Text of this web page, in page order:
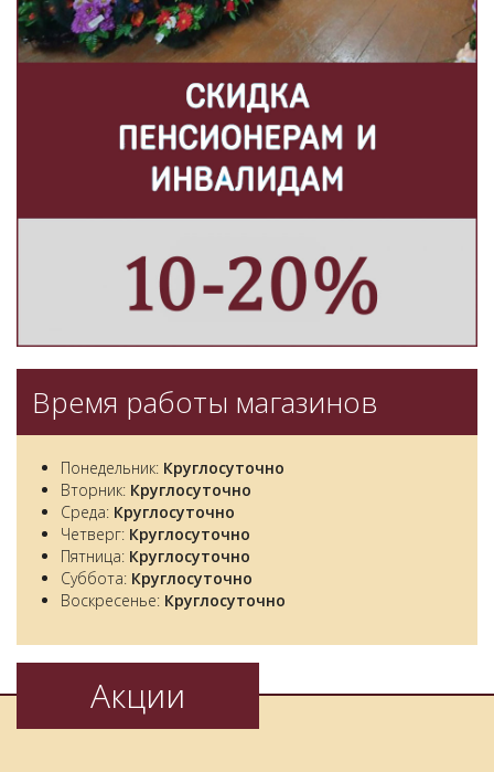
Время работы магазинов
Понедельник: Круглосуточно
Вторник: Круглосуточно
Среда: Круглосуточно
Четверг: Круглосуточно
Пятница: Круглосуточно
Суббота: Круглосуточно
Воскресенье: Круглосуточно
Акции